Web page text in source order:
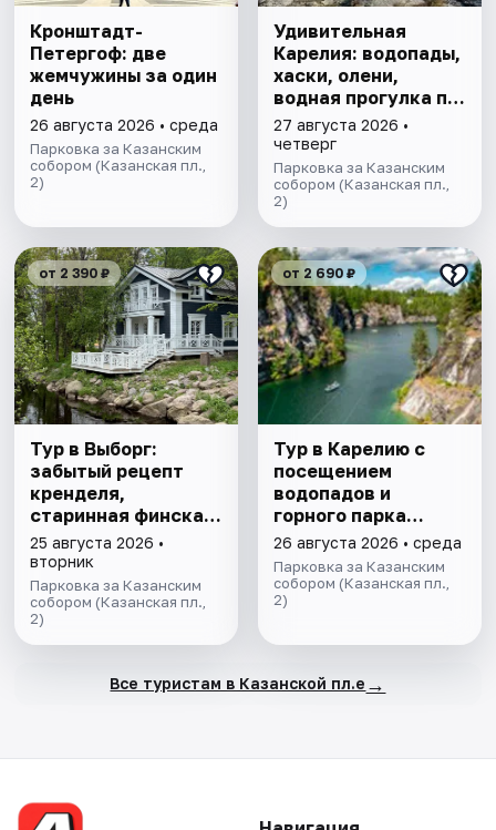
​​​​​​​Кронштадт-
Петергоф: две
жемчужины за один
день
26 августа 2026 • среда
Парковка за Казанским
собором (Казанская пл.,
2)
Удивительная
Карелия: водопады,
хаски, олени,
водная прогулка по
Ладожским шхерам
на ладье,
посещение рыбной
фермы.
27 августа 2026 •
четверг
Парковка за Казанским
собором (Казанская пл.,
2)
от 2 390 ₽
Тур в Выборг:
забытый рецепт
кренделя,
старинная финская
усадьба и вкус
настоящего живого
пива
25 августа 2026 •
вторник
Парковка за Казанским
собором (Казанская пл.,
2)
от 2 690 ₽
Тур в Карелию с
посещением
водопадов и
горного парка
«Рускеала»
26 августа 2026 • среда
Парковка за Казанским
собором (Казанская пл.,
2)
Все туристам в Казанской пл.е →